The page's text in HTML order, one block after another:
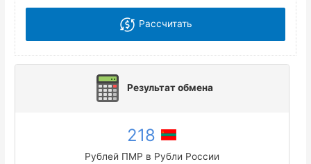
Рассчитать
Результат обмена
218
Рублей ПМР в Рубли России